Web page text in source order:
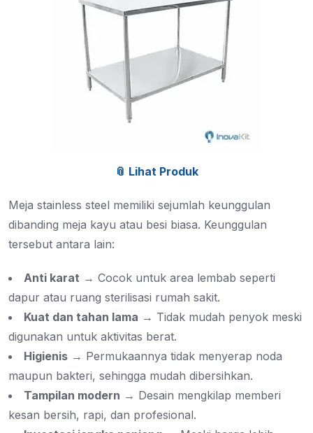
📎 Lihat Produk
Meja stainless steel memiliki sejumlah keunggulan
dibanding meja kayu atau besi biasa. Keunggulan
tersebut antara lain:
Anti karat → Cocok untuk area lembab seperti
dapur atau ruang sterilisasi rumah sakit.
Kuat dan tahan lama → Tidak mudah penyok meski
digunakan untuk aktivitas berat.
Higienis → Permukaannya tidak menyerap noda
maupun bakteri, sehingga mudah dibersihkan.
Tampilan modern → Desain mengkilap memberi
kesan bersih, rapi, dan profesional.